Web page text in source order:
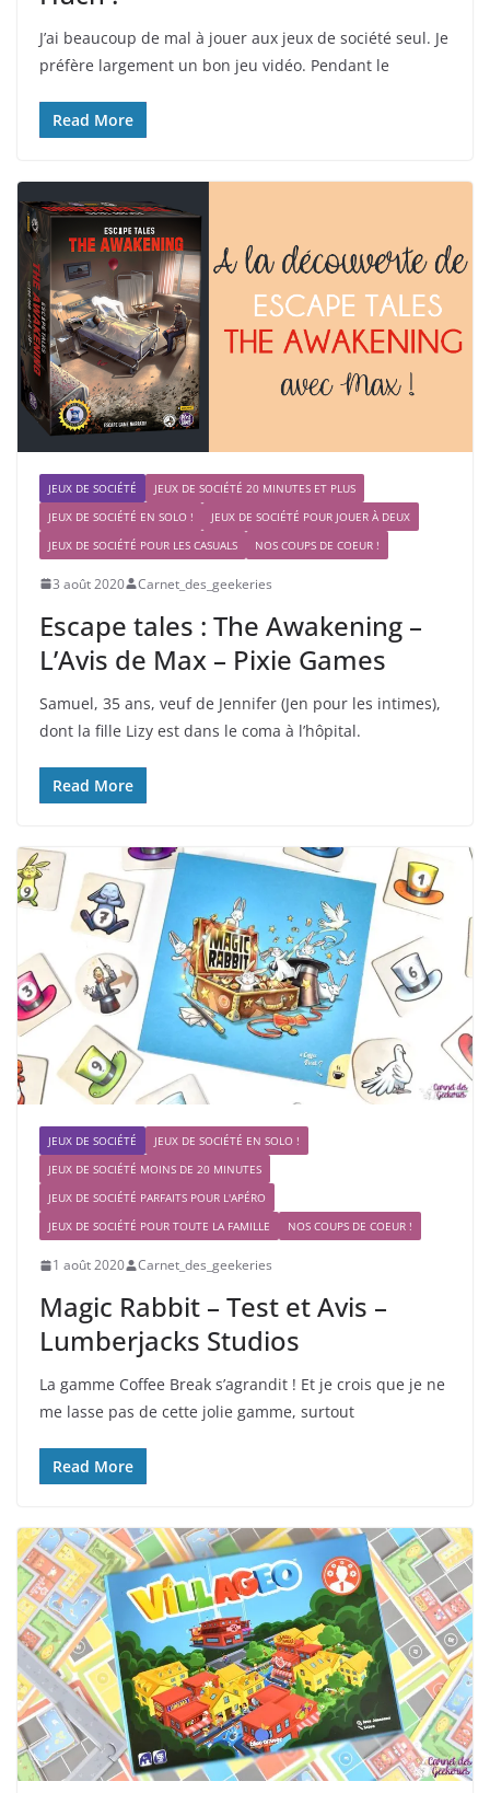
J’ai beaucoup de mal à jouer aux jeux de société seul. Je
préfère largement un bon jeu vidéo. Pendant le
Read More
JEUX DE SOCIÉTÉ
JEUX DE SOCIÉTÉ 20 MINUTES ET PLUS
JEUX DE SOCIÉTÉ EN SOLO !
JEUX DE SOCIÉTÉ POUR JOUER À DEUX
JEUX DE SOCIÉTÉ POUR LES CASUALS
NOS COUPS DE COEUR !
3 août 2020 Carnet_des_geekeries
Escape tales : The Awakening –
L’Avis de Max – Pixie Games
Samuel, 35 ans, veuf de Jennifer (Jen pour les intimes),
dont la fille Lizy est dans le coma à l’hôpital.
Read More
JEUX DE SOCIÉTÉ
JEUX DE SOCIÉTÉ EN SOLO !
JEUX DE SOCIÉTÉ MOINS DE 20 MINUTES
JEUX DE SOCIÉTÉ PARFAITS POUR L'APÉRO
JEUX DE SOCIÉTÉ POUR TOUTE LA FAMILLE
NOS COUPS DE COEUR !
1 août 2020 Carnet_des_geekeries
Magic Rabbit – Test et Avis –
Lumberjacks Studios
La gamme Coffee Break s’agrandit ! Et je crois que je ne
me lasse pas de cette jolie gamme, surtout
Read More